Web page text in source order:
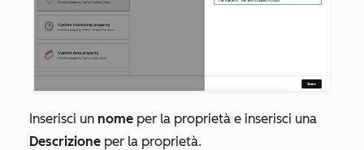
Inserisci un nome per la proprietà e inserisci una
Descrizione per la proprietà.